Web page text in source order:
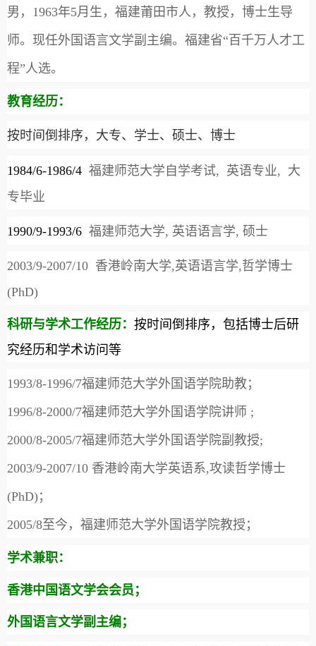
男， 1963年5月生，福建莆田市人，教授，博士生导
师。现任外国语言文学副主编。福建省“百千万人才工
程”人选。
教育经历：
按时间倒排序，大专、学士、硕士、博士
1984/6-1986/4 福建师范大学自学考试, 英语专业, 大
专毕业
1990/9-1993/6 福建师范大学, 英语语言学, 硕士
2003/9-2007/10 香港岭南大学,英语语言学,哲学博士
(PhD)
科研与学术工作经历： 按时间倒排序，包括博士后研
究经历和学术访问等
1993/8-1996/7福建师范大学外国语学院助教；
1996/8-2000/7福建师范大学外国语学院讲师 ;
2000/8-2005/7福建师范大学外国语学院副教授;
2003/9-2007/10 香港岭南大学英语系,攻读哲学博士
(PhD)；
2005/8至今，福建师范大学外国语学院教授；
学术兼职：
香港中国语文学会会员；
外国语言文学副主编；